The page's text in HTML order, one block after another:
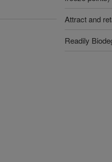
Attract and
Readily